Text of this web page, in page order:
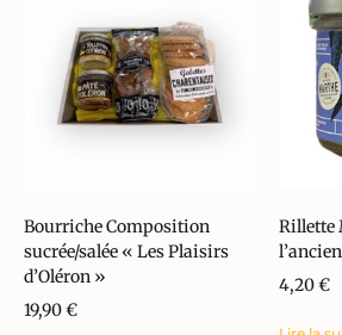
Bourriche Composition
sucrée/salée « Les Plaisirs
d’Oléron »
19,90€
Rillette
4,20€